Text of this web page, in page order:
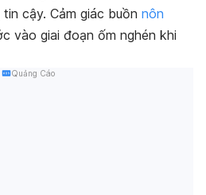
cậy. Cảm giác buồn nôn
vào giai đoạn ốm nghén khi
Quảng Cáo